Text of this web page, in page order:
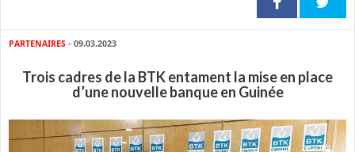
PARTENAIRES - 09.03.2023
Trois cadres de la BTK entament la mise en place
d’une nouvelle banque en Guinée